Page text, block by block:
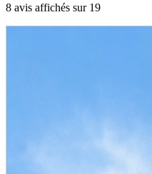
8 avis affichés sur 19